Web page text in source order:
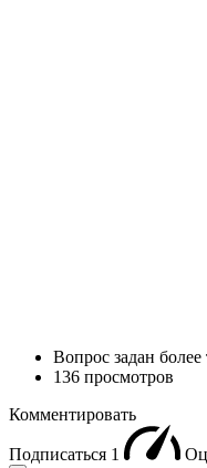
Вопрос задан более
136 просмотров
Комментировать
Подписаться 1